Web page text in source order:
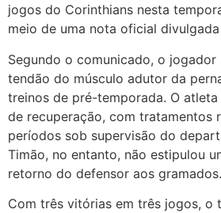
jogos do Corinthians nesta
meio de uma nota oficial
Segundo o comunicado, o jogador
tendão do músculo adutor da
treinos de pré-temporada. O
de recuperação, com tratamentos
períodos sob supervisão do
Timão, no entanto, não estipulou
retorno do defensor aos gramados.
Com três vitórias em três jogos, o